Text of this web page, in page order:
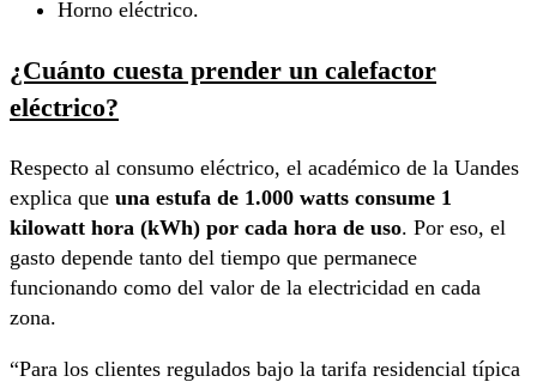
Horno eléctrico.
¿Cuánto cuesta prender un calefactor
eléctrico?
Respecto al consumo eléctrico, el académico de la Uandes
explica que una estufa de 1.000 watts consume 1
kilowatt hora (kWh) por cada hora de uso. Por eso, el
gasto depende tanto del tiempo que permanece
funcionando como del valor de la electricidad en cada
zona.
“Para los clientes regulados bajo la tarifa residencial típica